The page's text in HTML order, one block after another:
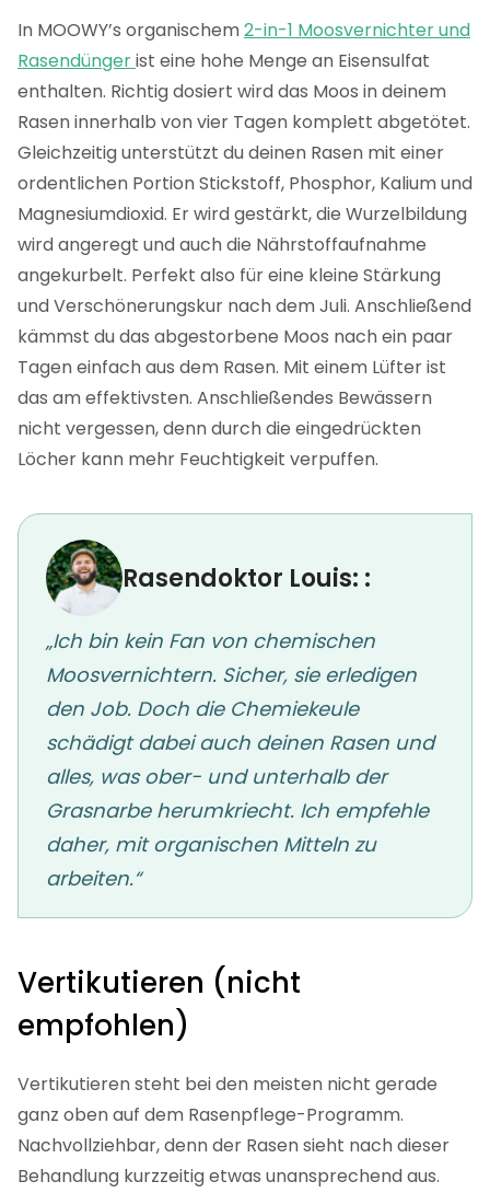
In MOOWY’s organischem2-in-1 Moosvernichter und
Rasendüngerist eine hohe Menge an Eisensulfat
enthalten. Richtig dosiert wird das Moos in deinem
Rasen innerhalb von vier Tagen komplett abgetötet.
Gleichzeitig unterstützt du deinen Rasen mit einer
ordentlichen Portion Stickstoff, Phosphor, Kalium und
Magnesiumdioxid. Er wird gestärkt, die Wurzelbildung
wird angeregt und auch die Nährstoffaufnahme
angekurbelt. Perfekt also für eine kleine Stärkung
und Verschönerungskur nach dem Juli. Anschließend
kämmst du das abgestorbene Moos nach ein paar
Tagen einfach aus dem Rasen. Mit einem Lüfter ist
das am effektivsten. Anschließendes Bewässern
nicht vergessen, denn durch die eingedrückten
Löcher kann mehr Feuchtigkeit verpuffen.
Rasendoktor Louis: :
„Ich bin kein Fan von chemischen
Moosvernichtern. Sicher, sie erledigen
den Job. Doch die Chemiekeule
schädigt dabei auch deinen Rasen und
alles, was ober- und unterhalb der
Grasnarbe herumkriecht. Ich empfehle
daher, mit organischen Mitteln zu
arbeiten.“
Vertikutieren (nicht
empfohlen)
Vertikutieren steht bei den meisten nicht gerade
ganz oben auf dem Rasenpflege-Programm.
Nachvollziehbar, denn der Rasen sieht nach dieser
Behandlung kurzzeitig etwas unansprechend aus.